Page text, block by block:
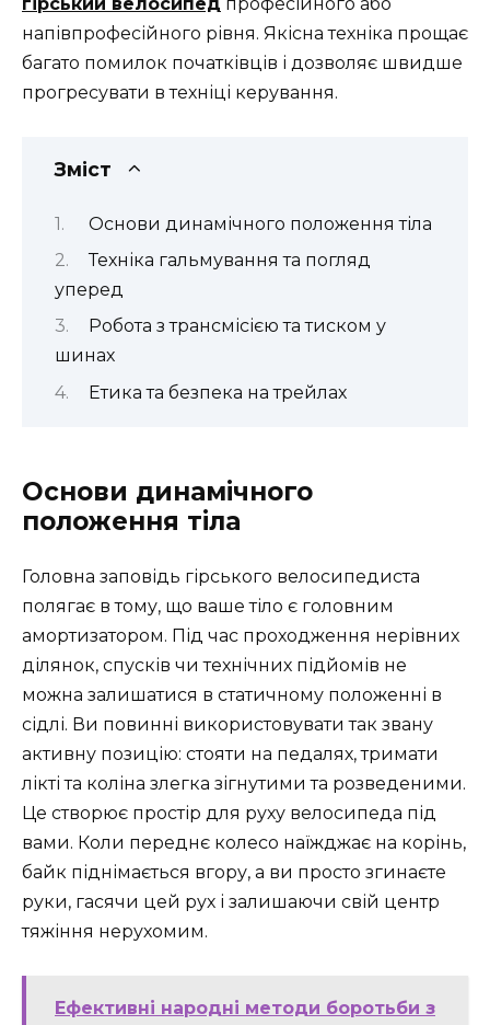
напівпрофесійного рівня. Якісна техніка прощає
багато помилок початківців і дозволяє швидше
прогресувати в техніці керування.
Зміст
Основи динамічного положення тіла
Техніка гальмування та погляд
уперед
Робота з трансмісією та тиском у
шинах
Етика та безпека на трейлах
Основи динамічного
положення тіла
Головна заповідь гірського велосипедиста
полягає в тому, що ваше тіло є головним
амортизатором. Під час проходження нерівних
ділянок, спусків чи технічних підйомів не
можна залишатися в статичному положенні в
сідлі. Ви повинні використовувати так звану
активну позицію: стояти на педалях, тримати
лікті та коліна злегка зігнутими та розведеними.
Це створює простір для руху велосипеда під
вами. Коли переднє колесо наїжджає на корінь,
байк піднімається вгору, а ви просто згинаєте
руки, гасячи цей рух і залишаючи свій центр
тяжіння нерухомим.
Ефективні народні методи боротьби з